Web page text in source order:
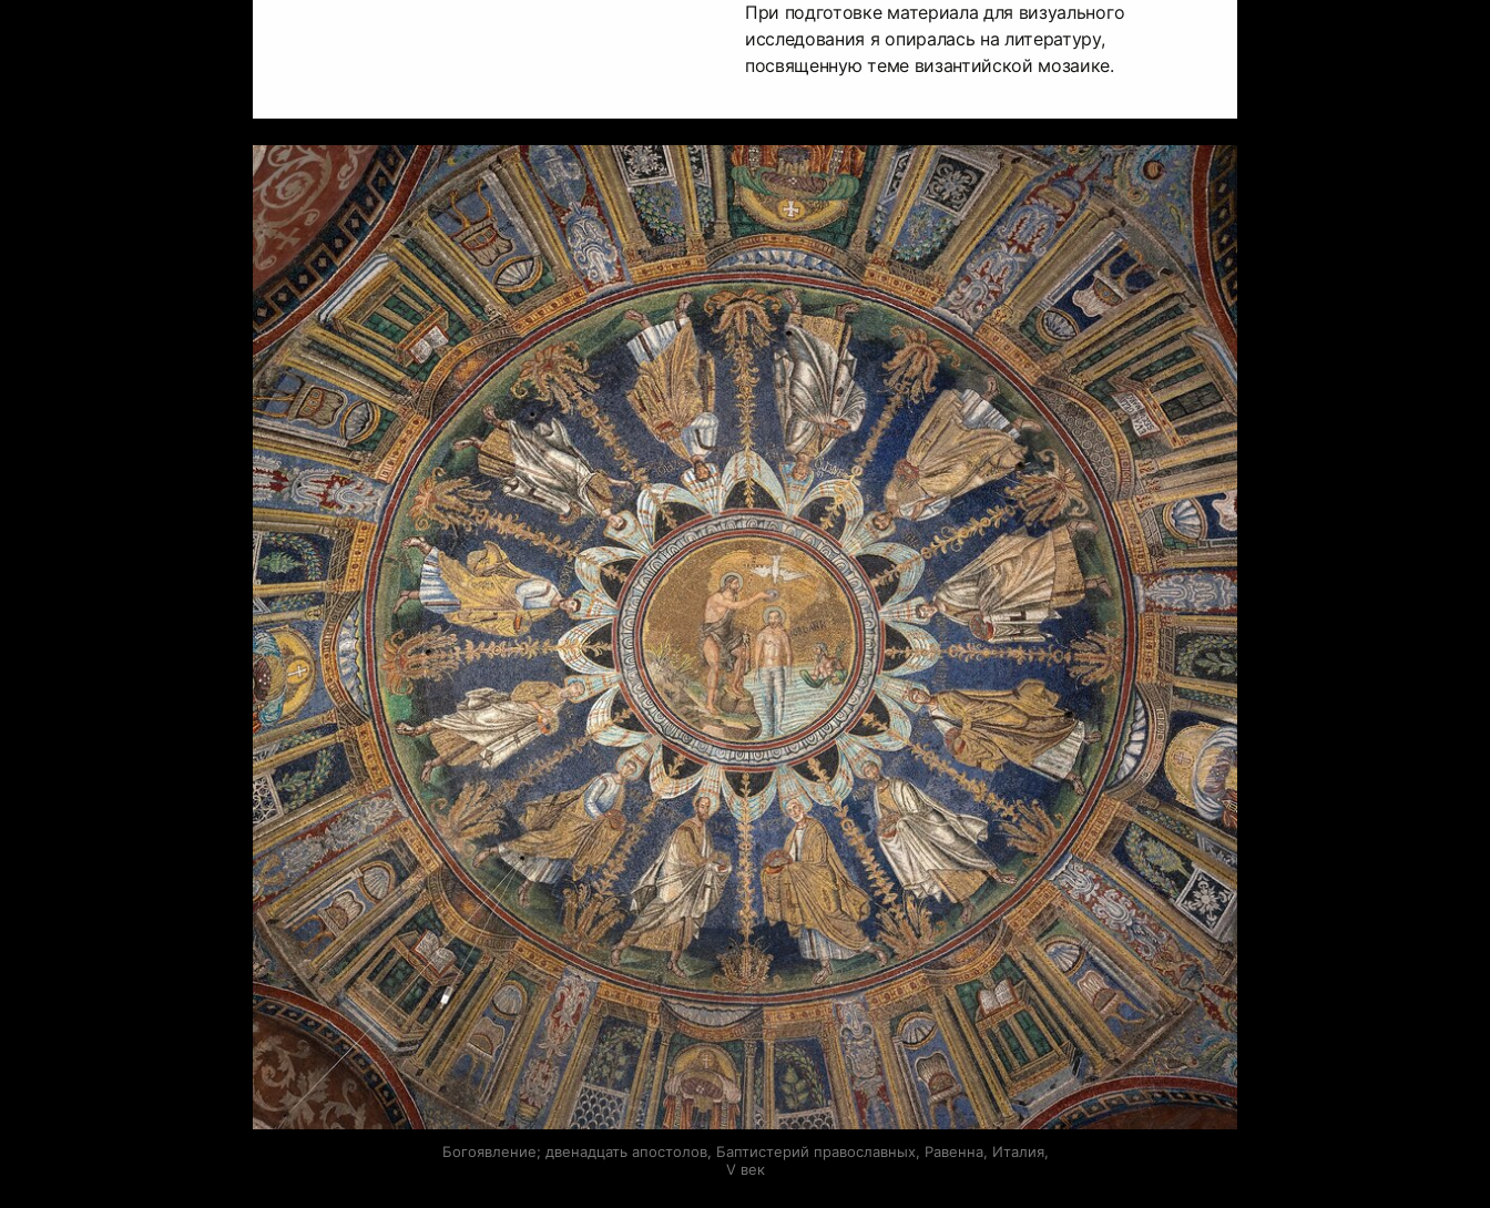
При подготовке материала для визуального
исследования я опиралась на литературу,
посвященную теме византийской мозаике.
Богоявление; двенадцать апостолов, Баптистерий православных, Равенна, Италия,
V век